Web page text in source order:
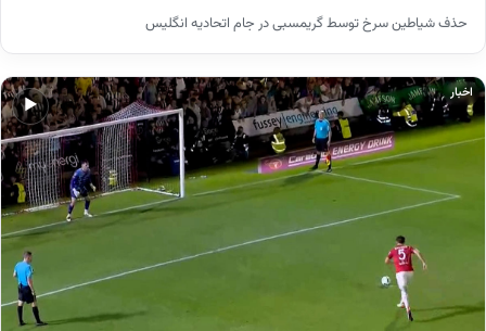
حذف شیاطین سرخ توسط گریمسبی در جام اتحادیه انگلیس
▶
اخبار